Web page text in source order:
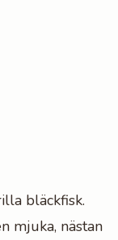
bläckfisk.
mjuka, nästan